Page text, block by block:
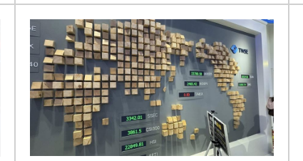
維持率維持在175.12%的高水準，且外資借券賣
出比僅3.80%，籌碼面並未崩潰。相較於韓國股
市暴跌逾10%，台股跌幅相對有限，展現抗跌韌
性。金管會呼籲投資人應回歸基本面，理性看待
長線價值，切勿因短期情緒性殺盤而自亂陣腳，
市場修正或為長線資金布局良機。